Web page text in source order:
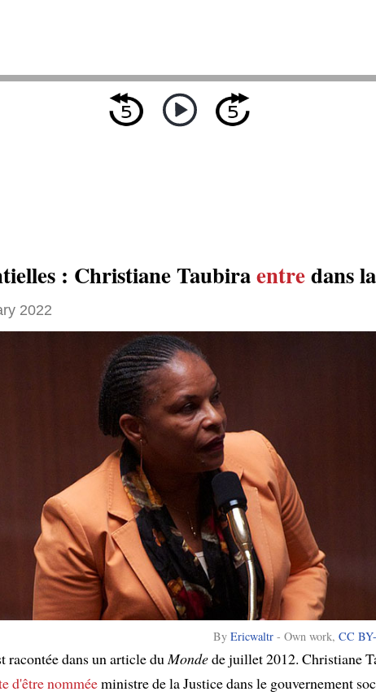
: Christiane Taubiraentredans
2022
By Ericwaltr - Own work, CC
racontée dans un article du Mondede juillet 2012. Christiane
d'être nomméeministre de la Justice dans le gouvernement